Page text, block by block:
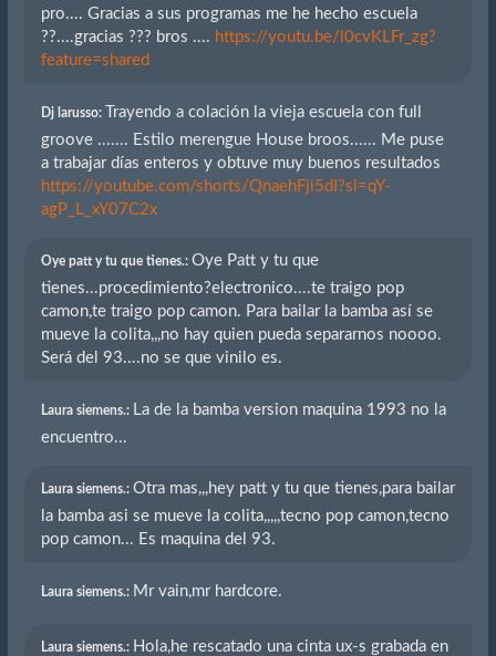
pro.... Gracias a sus programas me he hecho escuela
??....gracias ??? bros .... https://youtu.be/l0cvKLFr_zg?
feature=shared
Dj larusso: Trayendo a colación la vieja escuela con full
groove ....... Estilo merengue House broos...... Me puse
a trabajar días enteros y obtuve muy buenos resultados
https://youtube.com/shorts/QnaehFji5dI?si=qY-
agP_L_xY07C2x
Oye patt y tu que tienes.: Oye Patt y tu que
tienes...procedimiento?electronico....te traigo pop
camon,te traigo pop camon. Para bailar la bamba así se
mueve la colita,,,no hay quien pueda separarnos noooo.
Será del 93....no se que vinilo es.
Laura siemens.: La de la bamba version maquina 1993 no la
encuentro...
Laura siemens.: Otra mas,,,hey patt y tu que tienes,para bailar
la bamba asi se mueve la colita,,,,,tecno pop camon,tecno
pop camon... Es maquina del 93.
Laura siemens.: Mr vain,mr hardcore.
Laura siemens.: Hola,he rescatado una cinta ux-s grabada en